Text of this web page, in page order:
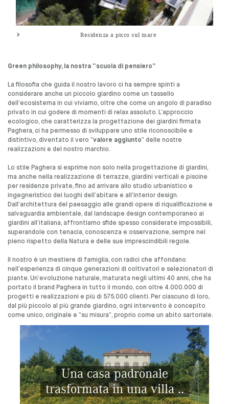
Residenza a picco sul mare
Green philosophy, la nostra “scuola di pensiero”
La filosofia che guida il nostro lavoro ci ha sempre spinti a
considerare anche un piccolo giardino come un tassello
dell’ecosistema in cui viviamo, oltre che come un angolo di paradiso
privato in cui godere di momenti di relax assoluto. L’approccio
ecologico, che caratterizza la progettazione dei giardini firmata
Paghera, ci ha permesso di sviluppare uno stile riconoscibile e
distintivo, diventato il vero “valore aggiunto” delle nostre
realizzazioni e del nostro marchio.
Lo stile Paghera si esprime non solo nella progettazione di giardini,
ma anche nella realizzazione di terrazze, giardini verticali e piscine
per residenze private, fino ad arrivare allo studio urbanistico e
ingegneristico dei luoghi dell’abitare e all’interior design.
Dall’architettura del paesaggio alle grandi opere di riqualificazione e
salvaguardia ambientale, dal landscape design contemporaneo ai
giardini all’italiana, affrontiamo sfide spesso considerate impossibili,
superandole con tenacia, conoscenza e osservazione, sempre nel
pieno rispetto della Natura e delle sue imprescindibili regole.
Il nostro è un mestiere di famiglia, con radici che affondano
nell’esperienza di cinque generazioni di coltivatori e selezionatori di
piante. Un’evoluzione naturale, maturata negli ultimi 40 anni, che ha
portato il brand Paghera in tutto il mondo, con oltre 4.000.000 di
progetti e realizzazioni e più di 575.000 clienti. Per ciascuno di loro,
dal più piccolo al più grande giardino, ogni intervento è concepito
come unico, originale e “su misura”, proprio come un abito sartoriale.
Una casa padronale
trasformata in una villa ..